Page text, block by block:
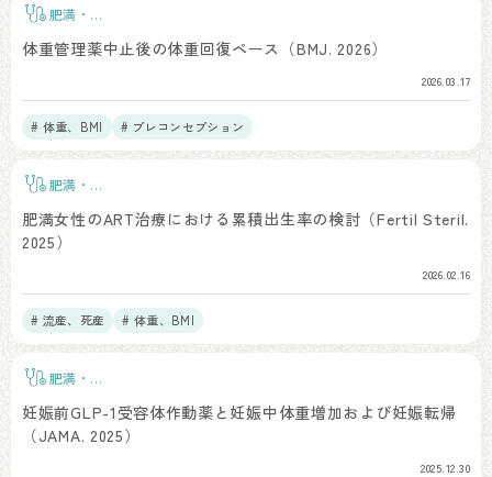
肥満・
体重管理薬中止後の体重回復ペース（BMJ. 2026）
2026.03.17
# 体重、BMI # プレコンセプション
肥満・
肥満女性のART治療における累積出生率の検討（Fertil Steril.
2025）
2026.02.16
# 流産、死産 # 体重、BMI
肥満・
妊娠前GLP-1受容体作動薬と妊娠中体重増加および妊娠転帰
（JAMA. 2025）
2025.12.30